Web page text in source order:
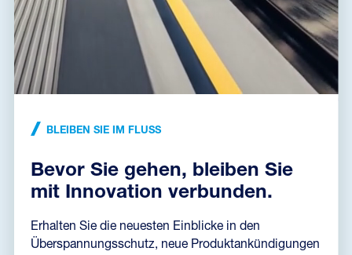
geschirmten zweiadrigen schnellen potentialfreien
Signalleitungen, Installation am Gebäudeeingang kurz vor dem
geschützten Gerät, 24 V DC, max. 1 A, Ersatzmodul,
Signalmasse von der Schutzerde getrennt
BLEIBEN SIE IM FLUSS
Bevor Sie gehen, bleiben Sie
mit Innovation verbunden.
Erhalten Sie die neuesten Einblicke in den
Überspannungsschutz, neue Produktankündigungen